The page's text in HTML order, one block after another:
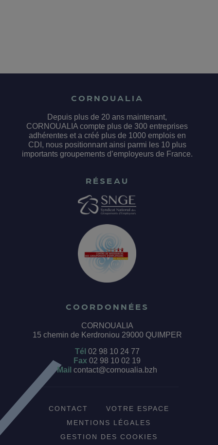
CORNOUALIA
Depuis plus de 20 ans maintenant,
CORNOUALIA compte plus de 300 entreprises
adhérentes et a créé plus de 1000 emplois en
CDI, nous positionnant ainsi parmi les 10 plus
importants groupements d’employeurs de France.
RÉSEAU
COORDONNÉES
CORNOUALIA
15 chemin de Kerdroniou 29000 QUIMPER
Tél 02 98 10 24 77
Fax 02 98 10 02 19
Mail contact@cornoualia.bzh
CONTACT
VOTRE ESPACE
MENTIONS LÉGALES
GESTION DES COOKIES